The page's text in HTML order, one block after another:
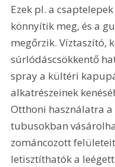
Ezek pl. a
könnyítik meg, és a
megőrzik. Víztaszító,
súrlódáscsökkentő
spray a kültéri
alkatrészeinek
Otthoni használatra
tubusokban
zománcozott
letisztíthatók a